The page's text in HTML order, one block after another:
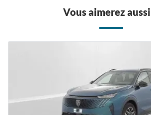
Vous aimerez aussi